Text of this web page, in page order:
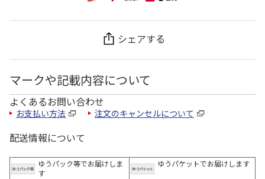
シェアする
マークや記載内容について
よくあるお問い合わせ
お支払い方法 注文のキャンセルについて
配送情報について
ゆうパック等でお届けしま
す
ゆうパケットでお届けします